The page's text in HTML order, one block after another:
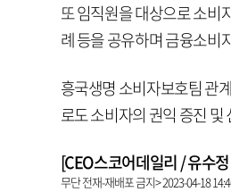
또 임직원을 대상으로 소비
례 등을 공유하며 금융소비
흥국생명 소비자보호팀 관
로도 소비자의 권익 증진 및
[CEO스코어데일리 / 유수
무단 전재-재배포 금지> 2023-04-18